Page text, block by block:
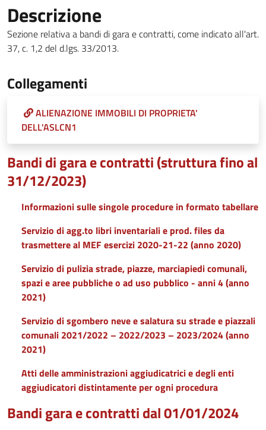
Descrizione
Sezione relativa a bandi di gara e contratti, come indicato all'art.
37, c. 1,2 del d.lgs. 33/2013.
Collegamenti
ALIENAZIONE IMMOBILI DI PROPRIETA'
DELL'ASLCN1
Bandi di gara e contratti (struttura fino al
31/12/2023)
Informazioni sulle singole procedure in formato tabellare
Servizio di agg.to libri inventariali e prod. files da
trasmettere al MEF esercizi 2020-21-22 (anno 2020)
Servizio di pulizia strade, piazze, marciapiedi comunali,
spazi e aree pubbliche o ad uso pubblico - anni 4 (anno
2021)
Servizio di sgombero neve e salatura su strade e piazzali
comunali 2021/2022 – 2022/2023 – 2023/2024 (anno
2021)
Atti delle amministrazioni aggiudicatrici e degli enti
aggiudicatori distintamente per ogni procedura
Bandi gara e contratti dal 01/01/2024